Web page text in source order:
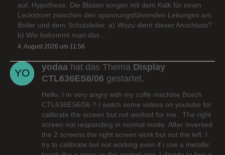
auf. Hypothese: Die Blasen sorgen mit dem Kalk für einen
Leckstrom zwischen den spannungsführenden Leitungen am
Boiler und dem Schutzleiter. a) Wozu dient dieser Anschluss?
b) Wie bekommt man das…
4. August 2026 um 11:56
yodaa hat das Thema Display
CTL636ES6/06 gestartet.
Hello, I m very angry with my coffe machine Bosch
CTL636ES6/06 !! I watch some videos on youtube for
calibrate the screen but not worked for me.. The right
screen not responding in normal mode. After inversed
the 2 screens the right screen work but not the left. I
try to calibrate but not working even if i use a metallic